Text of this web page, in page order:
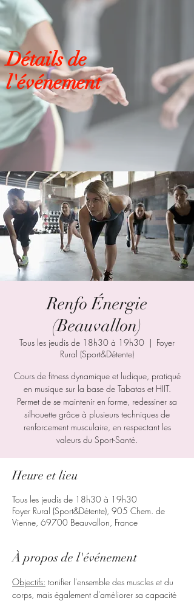
Détails de
l'événement
Renfo Énergie
(Beauvallon)
Tous les jeudis de 18h30 à 19h30
  |
Foyer
Rural (Sport&Détente)
Cours de fitness dynamique et ludique, pratiqué
en musique sur la base de Tabatas et HIIT.
Permet de se maintenir en forme, redessiner sa
silhouette grâce à plusieurs techniques de
renforcement musculaire, en respectant les
valeurs du Sport-Santé.
Heure et lieu
Tous les jeudis de 18h30 à 19h30
Foyer Rural (Sport&Détente), 905 Chem. de
Vienne, 69700 Beauvallon, France
À propos de l'événement
Objectifs: tonifier l'ensemble des muscles et du
corps, mais également d'améliorer sa capacité